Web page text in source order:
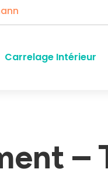
Carrelage Intérieur
–